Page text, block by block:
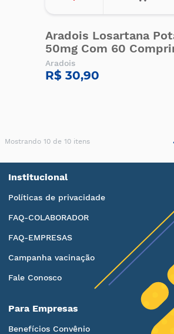
Aradois Losartana
50mg Com 60
Aradois
R$ 30,90
Mostrando 10 de 10 itens
Institucional
Políticas de privacidade
FAQ-COLABORADOR
FAQ-EMPRESAS
Campanha vacinação
Fale Conosco
Para Empresas
Benefícios Convênio